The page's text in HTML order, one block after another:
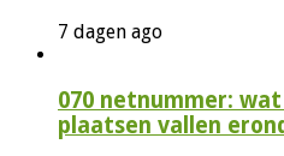
7 dagen ago
070 netnummer:
plaatsen vallen